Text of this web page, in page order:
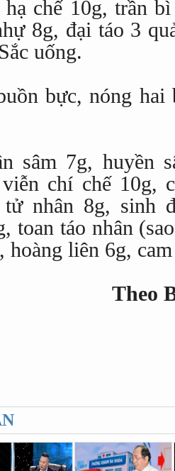
chế 10g, trần
8g, đại táo 3
uống.
bực, nóng hai
sâm 7g, huyền
chí chế 10g,
nhân 8g, sinh
toan táo nhân
hoàng liên 6g,
Theo